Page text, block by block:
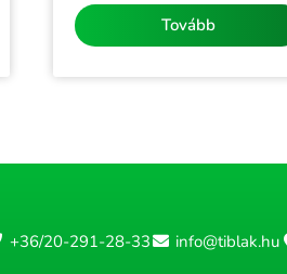
Tovább
+36/20-291-28-33 info@tiblak.hu